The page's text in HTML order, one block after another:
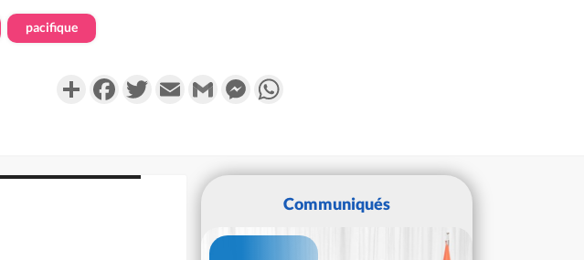
pacifique
PartagerFacebookTwitterEmail Gmail Messenger
Communiqués